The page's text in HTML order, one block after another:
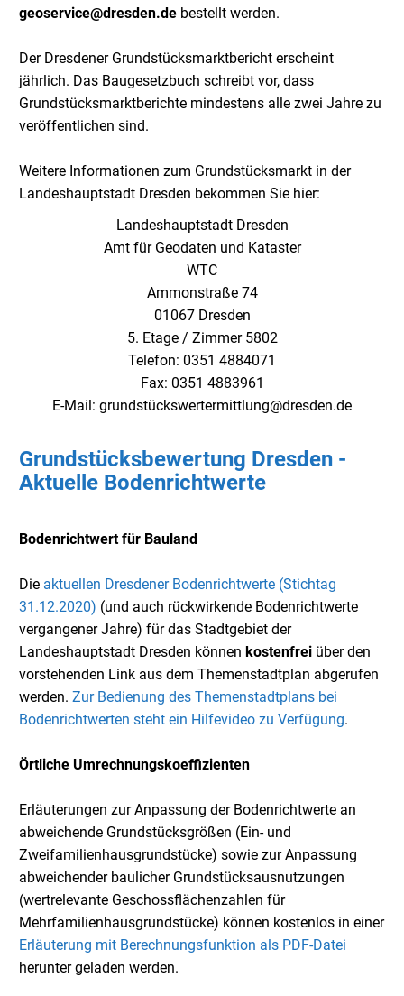
geoservice@dresden.de bestellt werden.
Der Dresdener Grundstücksmarktbericht erscheint
jährlich. Das Baugesetzbuch schreibt vor, dass
Grundstücksmarktberichte mindestens alle zwei Jahre zu
veröffentlichen sind.
Weitere Informationen zum Grundstücksmarkt in der
Landeshauptstadt Dresden bekommen Sie hier:
Landeshauptstadt Dresden
Amt für Geodaten und Kataster
WTC
Ammonstraße 74
01067 Dresden
5. Etage / Zimmer 5802
Telefon: 0351 4884071
Fax: 0351 4883961
E-Mail: grundstückswertermittlung@dresden.de
Grundstücksbewertung Dresden -
Aktuelle Bodenrichtwerte
Bodenrichtwert für Bauland
Die aktuellen Dresdener Bodenrichtwerte (Stichtag
31.12.2020) (und auch rückwirkende Bodenrichtwerte
vergangener Jahre) für das Stadtgebiet der
Landeshauptstadt Dresden können kostenfrei über den
vorstehenden Link aus dem Themenstadtplan abgerufen
werden. Zur Bedienung des Themenstadtplans bei
Bodenrichtwerten steht ein Hilfevideo zu Verfügung.
Örtliche Umrechnungskoeffizienten
Erläuterungen zur Anpassung der Bodenrichtwerte an
abweichende Grundstücksgrößen (Ein- und
Zweifamilienhausgrundstücke) sowie zur Anpassung
abweichender baulicher Grundstücksausnutzungen
(wertrelevante Geschossflächenzahlen für
Mehrfamilienhausgrundstücke) können kostenlos in einer
Erläuterung mit Berechnungsfunktion als PDF-Datei
herunter geladen werden.